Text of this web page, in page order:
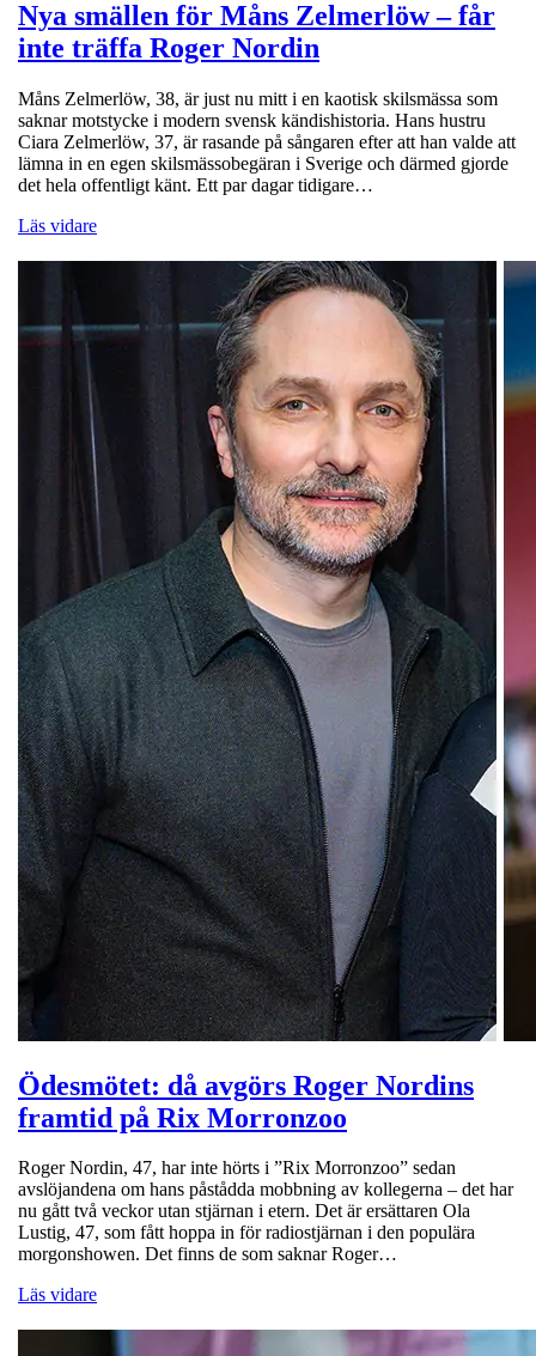
Nya smällen för Måns Zelmerlöw – får
inte träffa Roger Nordin
Måns Zelmerlöw, 38, är just nu mitt i en kaotisk skilsmässa som
saknar motstycke i modern svensk kändishistoria. Hans hustru
Ciara Zelmerlöw, 37, är rasande på sångaren efter att han valde att
lämna in en egen skilsmässobegäran i Sverige och därmed gjorde
det hela offentligt känt. Ett par dagar tidigare…
Läs vidare
Ödesmötet: då avgörs Roger Nordins
framtid på Rix Morronzoo
Roger Nordin, 47, har inte hörts i ”Rix Morronzoo” sedan
avslöjandena om hans påstådda mobbning av kollegerna – det har
nu gått två veckor utan stjärnan i etern. Det är ersättaren Ola
Lustig, 47, som fått hoppa in för radiostjärnan i den populära
morgonshowen. Det finns de som saknar Roger…
Läs vidare